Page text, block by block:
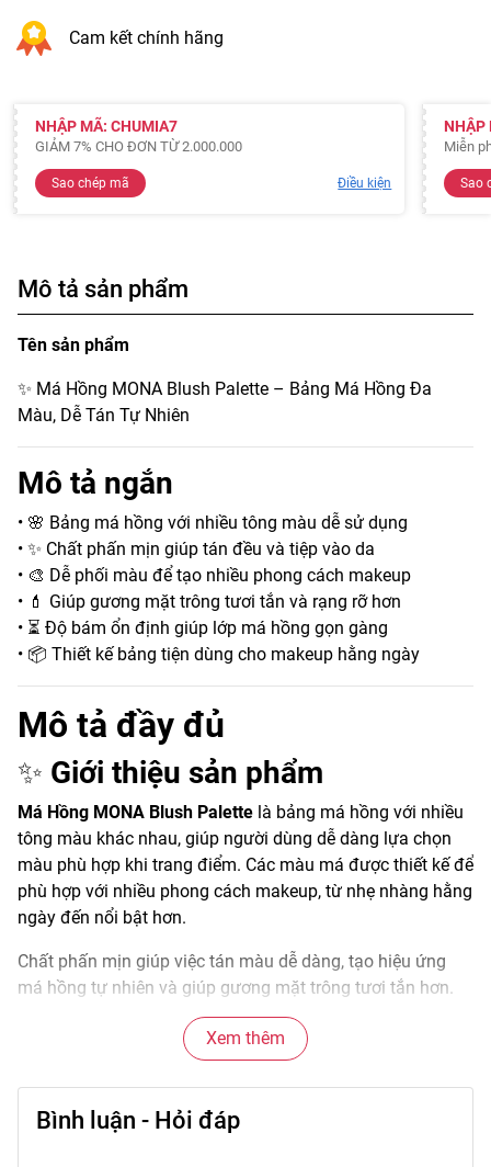
Cam kết chính hãng
NHẬP MÃ: CHUMIA7
GIẢM 7% CHO ĐƠN TỪ 2.000.000
Sao chép mã Điều kiện
NHẬP
Miễn
Sao
Mô tả sản phẩm
Tên sản phẩm
✨ Má Hồng MONA Blush Palette – Bảng Má Hồng Đa
Màu, Dễ Tán Tự Nhiên
Mô tả ngắn
• 🌸 Bảng má hồng với nhiều tông màu dễ sử dụng
• ✨ Chất phấn mịn giúp tán đều và tiệp vào da
• 🎨 Dễ phối màu để tạo nhiều phong cách makeup
• 💄 Giúp gương mặt trông tươi tắn và rạng rỡ hơn
• ⏳ Độ bám ổn định giúp lớp má hồng gọn gàng
• 📦 Thiết kế bảng tiện dùng cho makeup hằng ngày
Mô tả đầy đủ
✨ Giới thiệu sản phẩm
Má Hồng MONA Blush Palette là bảng má hồng với nhiều
tông màu khác nhau, giúp người dùng dễ dàng lựa chọn
màu phù hợp khi trang điểm. Các màu má được thiết kế để
phù hợp với nhiều phong cách makeup, từ nhẹ nhàng hằng
ngày đến nổi bật hơn.
Chất phấn mịn giúp việc tán màu dễ dàng, tạo hiệu ứng
má hồng tự nhiên và giúp gương mặt trông tươi tắn hơn.
Đặc điểm nổi bật
• Bảng má hồng với nhiều tông màu đa dạng.
• Chất phấn mịn giúp tán đều trên da.
Xem thêm
Bình luận - Hỏi đáp